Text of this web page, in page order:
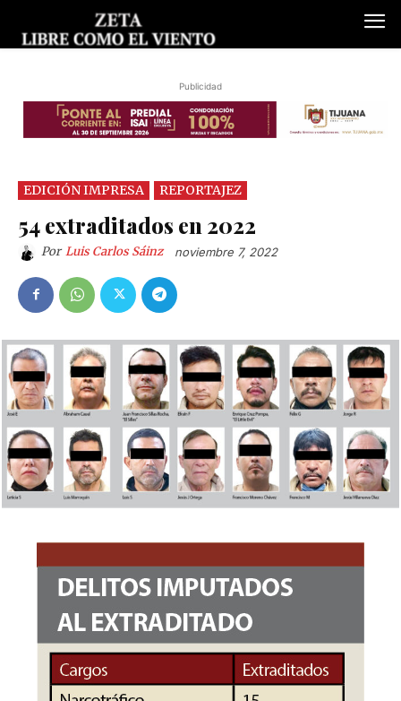
Publicidad
EDICIÓN IMPRESA REPORTAJEZ
54 extraditados en 2022
Por Luis Carlos Sáinz noviembre 7, 2022